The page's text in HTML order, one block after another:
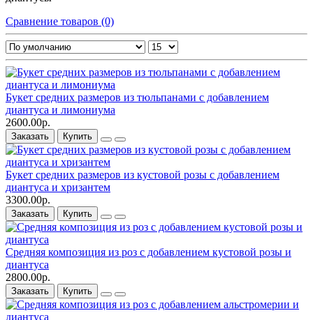
Сравнение товаров (0)
Букет средних размеров из тюльпанами c добавлением
диантуса и лимониума
2600.00р.
Заказать Купить
Букет средних размеров из кустовой розы c добавлением
диантуса и хризантем
3300.00р.
Заказать Купить
Средняя композиция из роз c добавлением кустовой розы и
диантуса
2800.00р.
Заказать Купить